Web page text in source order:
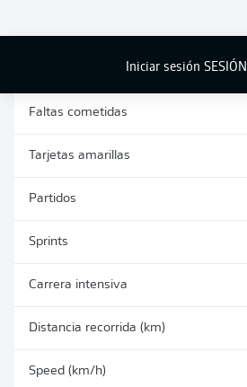
Iniciar sesión SESIÓN
Faltas cometidas
Tarjetas amarillas
Partidos
Sprints
Carrera intensiva
Distancia recorrida (km)
Speed (km/h)